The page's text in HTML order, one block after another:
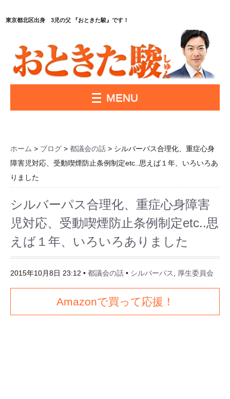
東京都北区出身 3児の父 『おときた駿』です！
MENU
ホーム > ブログ > 都議会の話 > シルバーパス合理化、重症心身
障害児対応、受動喫煙防止条例制定etc..思えば１年、いろいろあ
りました
シルバーパス合理化、重症心身障害
児対応、受動喫煙防止条例制定etc..思
えば１年、いろいろありました
2015年10月8日 23:12 • 都議会の話 • シルバーパス , 厚生委員会
Amazonで買って応援！